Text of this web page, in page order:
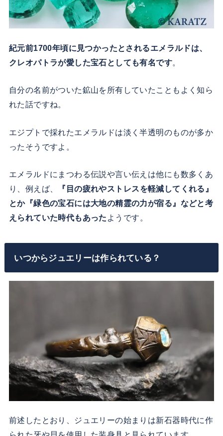
紀元前1700年頃に見つかったとされるエメラルドは、
クレオパトラが愛した宝石としても有名です。
自分の名前がついた鉱山を所有していたこともよく知ら
れた話ですね。
エジプトで採れたエメラルドは淡く半透明のものが多か
ったそうですよ。
エメラルドにまつわる伝説や言い伝えは他にも数多くあ
り、例えば、
『目の疲れやストレスを軽減してくれる』
とか『緑色の宝石には大地の精霊の力が宿る』などと考
えられていた時代もあった ようです。
いつからジュエリーは作られている？
前述したとおり、ジュエリーの始まりは新石器時代に作